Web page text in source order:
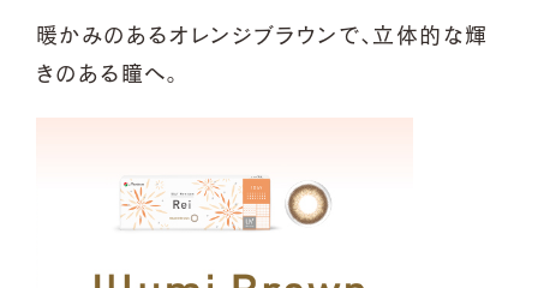
暖かみのあるオレンジブラウンで、立体的な輝
きのある瞳へ。